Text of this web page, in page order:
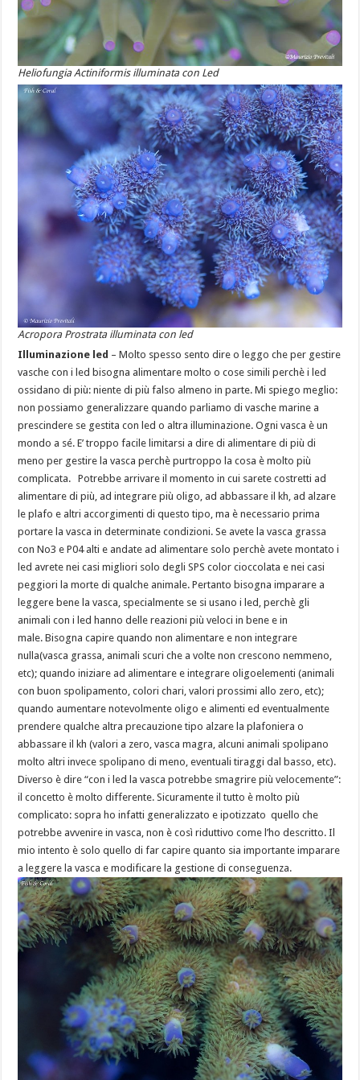
Heliofungia Actiniformis illuminata con Led
Acropora Prostrata illuminata con led
Illuminazione led – Molto spesso sento dire o leggo che per gestire
vasche con i led bisogna alimentare molto o cose simili perchè i led
ossidano di più: niente di più falso almeno in parte. Mi spiego meglio:
non possiamo generalizzare quando parliamo di vasche marine a
prescindere se gestita con led o altra illuminazione. Ogni vasca è un
mondo a sé. E’ troppo facile limitarsi a dire di alimentare di più di
meno per gestire la vasca perchè purtroppo la cosa è molto più
complicata. Potrebbe arrivare il momento in cui sarete costretti ad
alimentare di più, ad integrare più oligo, ad abbassare il kh, ad alzare
le plafo e altri accorgimenti di questo tipo, ma è necessario prima
portare la vasca in determinate condizioni. Se avete la vasca grassa
con No3 e P04 alti e andate ad alimentare solo perchè avete montato i
led avrete nei casi migliori solo degli SPS color cioccolata e nei casi
peggiori la morte di qualche animale. Pertanto bisogna imparare a
leggere bene la vasca, specialmente se si usano i led, perchè gli
animali con i led hanno delle reazioni più veloci in bene e in
male. Bisogna capire quando non alimentare e non integrare
nulla(vasca grassa, animali scuri che a volte non crescono nemmeno,
etc); quando iniziare ad alimentare e integrare oligoelementi (animali
con buon spolipamento, colori chari, valori prossimi allo zero, etc);
quando aumentare notevolmente oligo e alimenti ed eventualmente
prendere qualche altra precauzione tipo alzare la plafoniera o
abbassare il kh (valori a zero, vasca magra, alcuni animali spolipano
molto altri invece spolipano di meno, eventuali tiraggi dal basso, etc).
Diverso è dire “con i led la vasca potrebbe smagrire più velocemente”:
il concetto è molto differente. Sicuramente il tutto è molto più
complicato: sopra ho infatti generalizzato e ipotizzato quello che
potrebbe avvenire in vasca, non è così riduttivo come l’ho descritto. Il
mio intento è solo quello di far capire quanto sia importante imparare
a leggere la vasca e modificare la gestione di conseguenza.